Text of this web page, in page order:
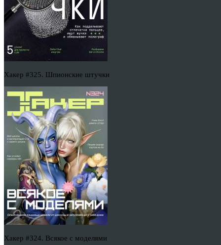
Хакер #325. Шпионские штучки
Хакер #324. Всякое с моделями